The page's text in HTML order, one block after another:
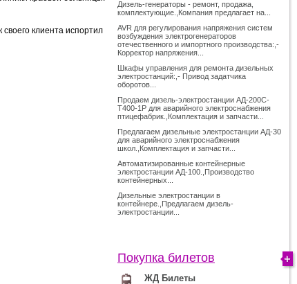
клиента испортил
Дизель-генераторы - ремонт, продажа,
комплектующие.,Компания предлагает на...
AVR для регулирования напряжения систем
возбуждения электрогенераторов
отечественного и импортного производства:,-
Корректор напряжения...
Шкафы управления для ремонта дизельных
электростанций:,- Привод задатчика
оборотов...
Продаем дизель-электростанции АД-200С-
Т400-1Р для аварийного электроснабжения
птицефабрик.,Комплектация и запчасти...
Предлагаем дизельные электростанции АД-30
для аварийного электроснабжения
школ.,Комплектация и запчасти...
Автоматизированные контейнерные
электростанции АД-100.,Производство
контейнерных...
Дизельные электростанции в
контейнере.,Предлагаем дизель-
электростанции...
Покупка билетов
ЖД Билеты